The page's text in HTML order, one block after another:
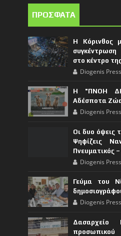
ΠΡΟΣΦΑΤΑ
Η Κόρινθος
στο κέντρο
Diogenis
Η "ΠΝΟΗ
Αδέσποτα
Diogenis
Οι δυο όψεις
Ψηφίζεις
Πνευματικός
Diogenis
Γεύμα του
Diogenis
Δασαρχείο
προσωπικού